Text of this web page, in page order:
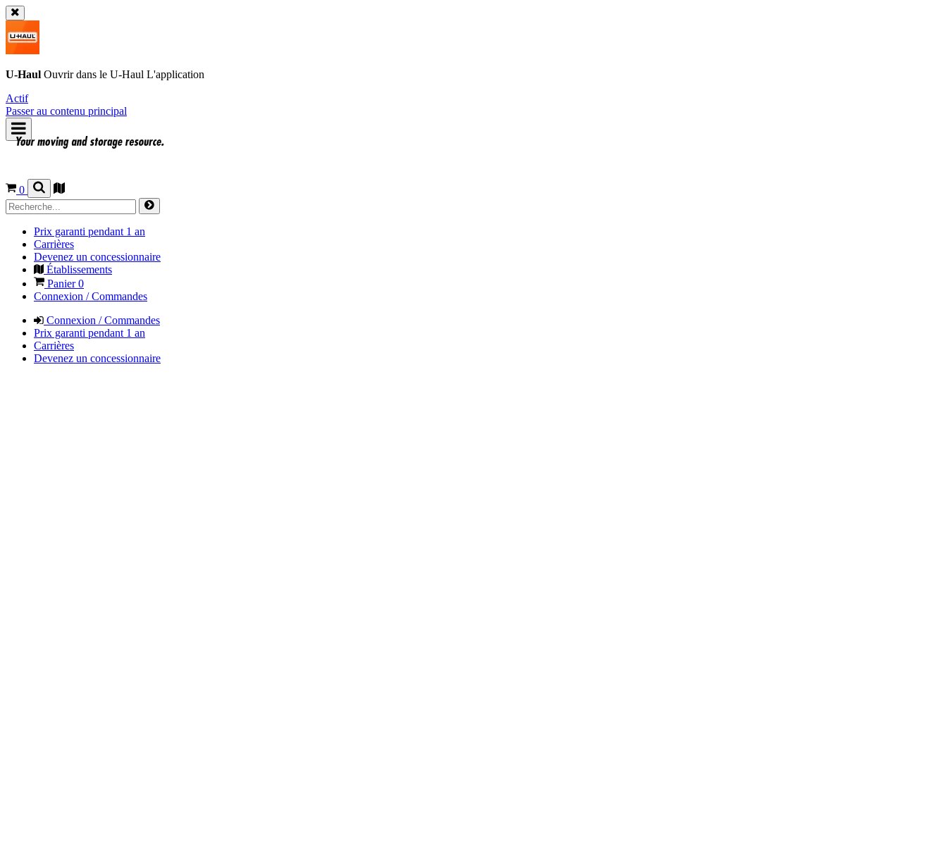
U-Haul Ouvrir dans le U-Haul L'application
Actif
Passer au contenu principal
0
Prix garanti pendant 1 an
Carrières
Devenez un concessionnaire
Établissements
Panier0
Connexion / Commandes
Connexion / Commandes
Prix garanti pendant 1 an
Carrières
Devenez un concessionnaire